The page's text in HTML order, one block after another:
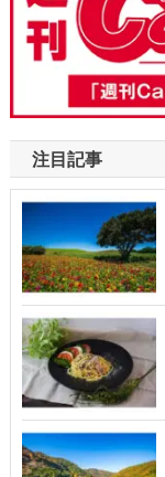
注目記事